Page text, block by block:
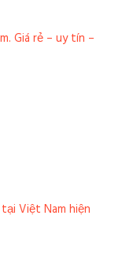
Giá rẻ – uy tín –
Việt Nam hiện